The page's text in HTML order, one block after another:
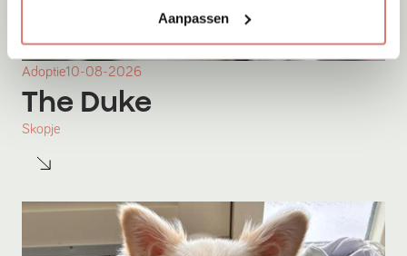
Aanpassen
Adoptie10-08-2026
The Duke
Skopje